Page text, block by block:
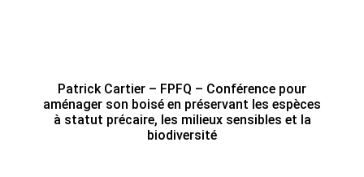
Patrick Cartier – FPFQ – Conférence pour
aménager son boisé en préservant les espèces
à statut précaire, les milieux sensibles et la
biodiversité